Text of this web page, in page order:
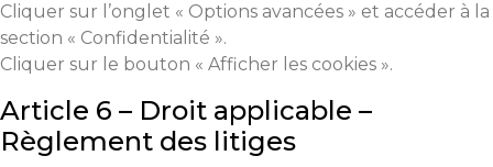
Cliquer sur l’onglet « Options avancées » et accéder à la
section « Confidentialité ».
Cliquer sur le bouton « Afficher les cookies ».
Article 6 – Droit applicable –
Règlement des litiges